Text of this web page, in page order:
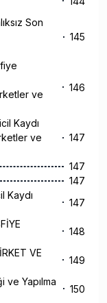
Son
145
ve
146
Kaydı
ve
147
147
147
Kaydı
147
148
VE
149
ve Yapılma
150